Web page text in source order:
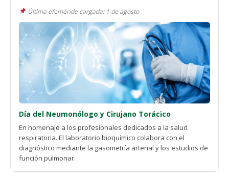
Última efeméride cargada: 1 de agosto
Día del Neumonólogo y Cirujano Torácico
En homenaje a los profesionales dedicados a la salud
respiratoria. El laboratorio bioquímico colabora con el
diagnóstico mediante la gasometría arterial y los estudios de
función pulmonar.